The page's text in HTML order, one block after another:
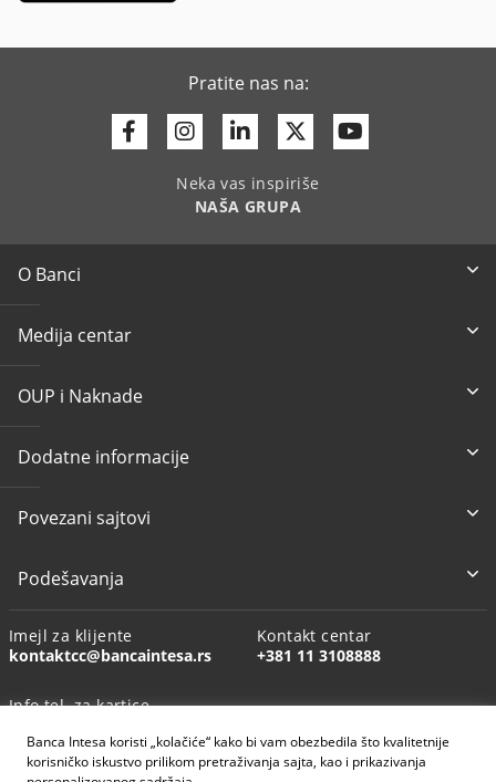
Banca Intesa koristi „kolačiće“ kako bi vam obezbedila što kvalitetnije
korisničko iskustvo prilikom pretraživanja sajta, kao i prikazivanja
Pratite nas na:
FacebookInstagram
LinkedinTwitter
Neka vas inspiriše
NAŠA GRUPA
O Banci
Medija centar
OUP i Naknade
Dodatne informacije
Povezani sajtovi
Podešavanja
Imejl za klijente
kontaktcc@bancaintesa.rs
Kontakt centar
+381 11 3108888
Info tel. za kartice